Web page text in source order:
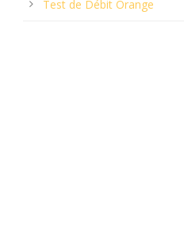
Test de Débit Orange